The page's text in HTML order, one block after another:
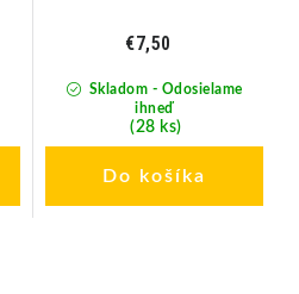
Skladom - Odosielame
ihneď
(28 ks)
€7,50
Do košíka